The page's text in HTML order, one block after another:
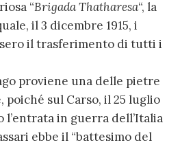
“Brigada Thatharesa“, la
il 3 dicembre 1915, i
il trasferimento di tutti i
proviene una delle pietre
poiché sul Carso, il 25 luglio
l’entrata in guerra dell’Italia
ebbe il “battesimo del